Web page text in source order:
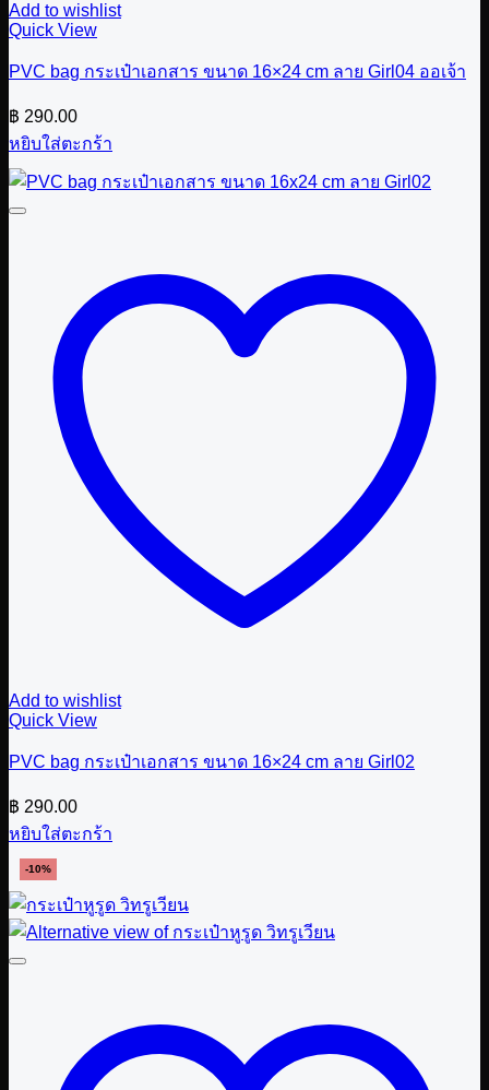
Add to wishlist
Quick View
PVC bag กระเป๋าเอกสาร ขนาด 16×24 cm ลาย Girl04 ออเจ้า
฿ 290.00
หยิบใส่ตะกร้า
Add to wishlist
Quick View
PVC bag กระเป๋าเอกสาร ขนาด 16×24 cm ลาย Girl02
฿ 290.00
หยิบใส่ตะกร้า
-10%